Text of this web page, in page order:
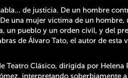
de justicia. De un hombre
una mujer víctima de un hombre,
un pueblo y un orden civil, y del
de Álvaro Tato, el autor de
Teatro Clásico, dirigida por
interpretando soberbiamente